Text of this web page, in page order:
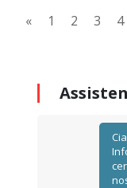
« 1 2 3 4